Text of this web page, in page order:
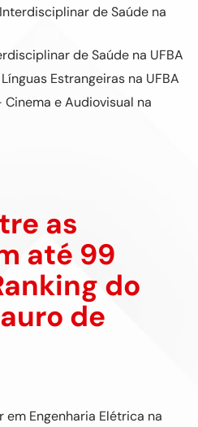
de Saúde na
de Saúde na UFBA
Estrangeiras na UFBA
e Audiovisual na
as
até 99
do
de
em Engenharia Elétrica na